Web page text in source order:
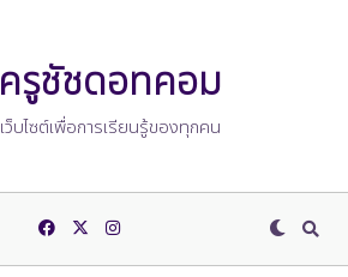
ครูชัชดอทคอม
เว็บไซต์เพื่อการเรียนรู้ของทุกคน